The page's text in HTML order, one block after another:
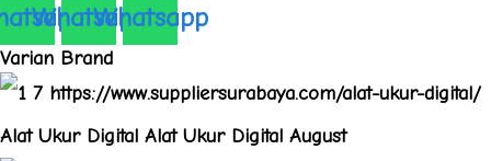
WhatsappWhatsapp
Varian Brand